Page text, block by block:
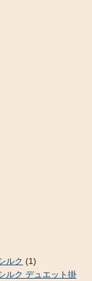
ルク (1)
ルク デュエット掛